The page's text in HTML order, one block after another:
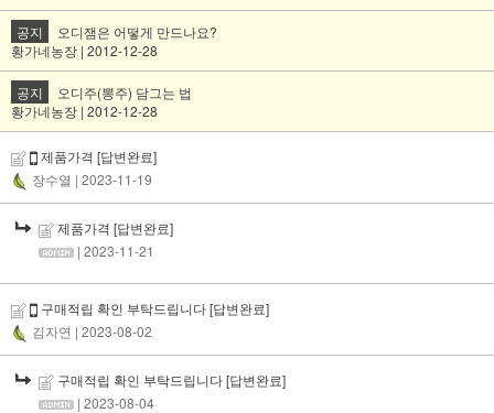
공지
오디잼은 어떻게 만드나요?
황가네농장 | 2012-12-28
공지
오디주(뽕주) 담그는 법
황가네농장 | 2012-12-28
제품가격 [답변완료]
장수열 | 2023-11-19
제품가격 [답변완료]
| 2023-11-21
구매적립 확인 부탁드립니다[답변완료]
김자연 | 2023-08-02
구매적립 확인 부탁드립니다[답변완료]
| 2023-08-04